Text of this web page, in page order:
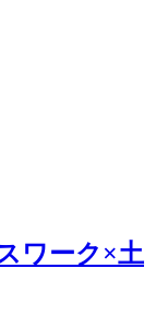
ワーク×土